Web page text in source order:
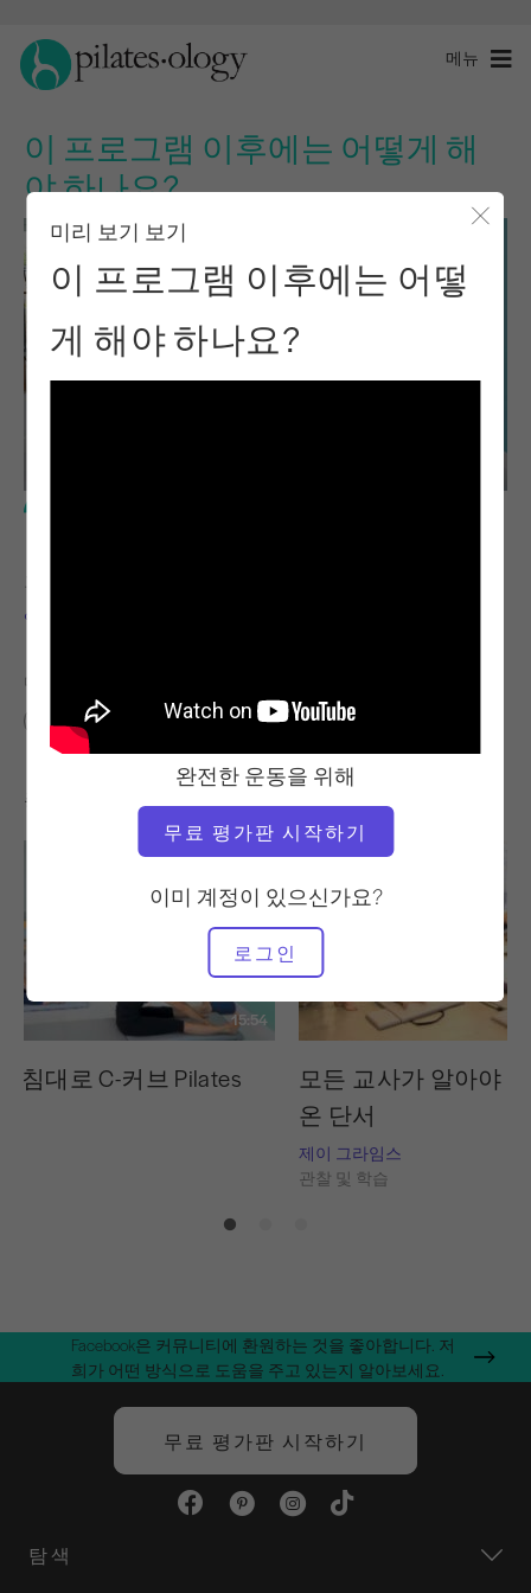
메뉴
이 프로그램 이후에는 어떻게 해
야 하나요?
미리 보기 보기
이 프로그램 이후에는 어떻
게 해야 하나요?
완전한 운동을 위해
무료 평가판 시작하기
이미 계정이 있으신가요?
로그인
앨리사 와이어트
다음에 대한 유사한 클래스 찾기
0 - 10분
좋아할 만한 다른 운동
15:54
침대로 C-커브 Pilates
모든 교사가 알아야
온 단서
제이 그라임스
관찰 및 학습
Facebook은 커뮤니티에 환원하는 것을 좋아합니다. 저
희가 어떤 방식으로 도움을 주고 있는지 알아보세요.
무료 평가판 시작하기
탐색